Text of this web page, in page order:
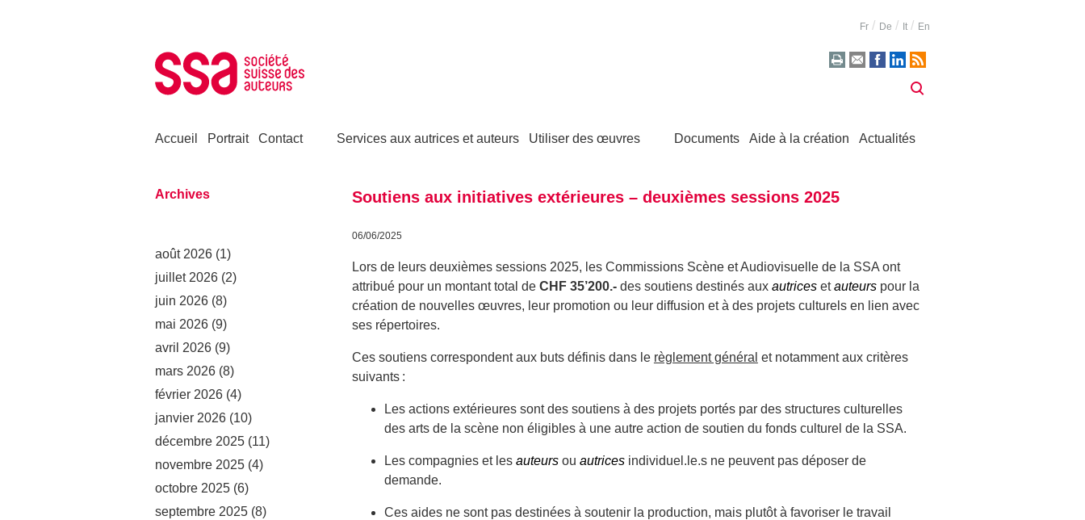
Fr De It En
Accueil Portrait Contact Services aux autrices et auteurs Utiliser des œuvres Documents Aide à la création Actualités
Archives
août 2026 (1)
juillet 2026 (2)
juin 2026 (8)
mai 2026 (9)
avril 2026 (9)
mars 2026 (8)
février 2026 (4)
janvier 2026 (10)
décembre 2025 (11)
novembre 2025 (4)
octobre 2025 (6)
septembre 2025 (8)
Soutiens aux initiatives extérieures – deuxièmes sessions 2025
06/06/2025
Lors de leurs deuxièmes sessions 2025, les Commissions Scène et Audiovisuelle de la SSA ont
attribué pour un montant total de CHF 35’200.- des soutiens destinés aux autricesetauteurspour la
création de nouvelles œuvres, leur promotion ou leur diffusion et à des projets culturels en lien avec
ses répertoires.
Ces soutiens correspondent aux buts définis dans le règlement général et notamment aux critères
suivants :
Les actions extérieures sont des soutiens à des projets portés par des structures culturelles
des arts de la scène non éligibles à une autre action de soutien du fonds culturel de la SSA.
Les compagnies et les auteursou autricesindividuel.le.s ne peuvent pas déposer de
demande.
Ces aides ne sont pas destinées à soutenir la production, mais plutôt à favoriser le travail